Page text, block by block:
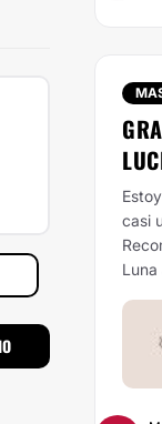
casi
Luna